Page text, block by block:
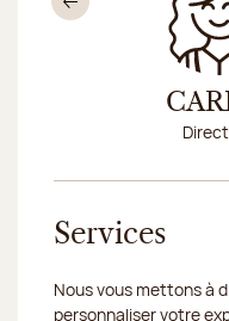
Services
Nous vous mettons à
personnaliser votre